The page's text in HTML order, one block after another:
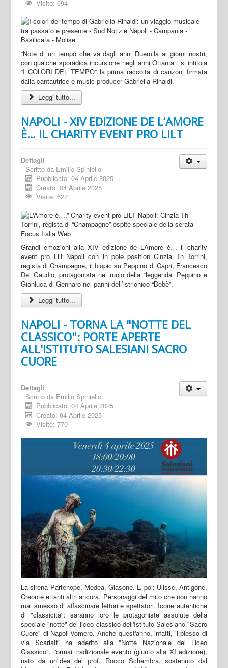
Visite: 694
“Note di un tempo che va dagli anni Duemila ai giorni nostri,
con qualche sporadica incursione negli anni Ottanta”: si intitola
“I COLORI DEL TEMPO” la prima raccolta di canzoni firmata
dalla cantautrice e music producer Gabriella Rinaldi.
Leggi tutto...
NAPOLI - XIV EDIZIONE DE L’AMORE
È… IL CHARITY EVENT PRO LILT
Dettagli
Scritto da Emilio Spiniello
Pubblicato: 04 Aprile 2025
Creato: 04 Aprile 2025
Visite: 627
Grandi emozioni alla XIV edizione de L’Amore è… il charity
event pro Lilt Napoli con in pole position Cinzia Th Torrini,
regista di Champagne, il biopic su Peppino di Capri, Francesco
Del Gaudio, protagonista nel ruolo della “leggenda” Peppino e
Gianluca di Gennaro nei panni dell’istrionico “Bebè”.
Leggi tutto...
NAPOLI - TORNA LA "NOTTE DEL
CLASSICO": PORTE APERTE
ALL'ISTITUTO SALESIANI SACRO
CUORE
Dettagli
Scritto da Emilio Spiniello
Pubblicato: 04 Aprile 2025
Creato: 04 Aprile 2025
Visite: 770
La sirena Partenope, Medea, Giasone. E poi: Ulisse, Antigone,
Creonte e tanti altri ancora. Personaggi del mito che non hanno
mai smesso di affascinare lettori e spettatori. Icone autentiche
di "classicità": saranno loro le protagoniste assolute della
speciale "notte" del liceo classico dell'Istituto Salesiano "Sacro
Cuore" di Napoli-Vomero. Anche quest'anno, infatti, il plesso di
via Scarlatti ha aderito alla "Notte Nazionale del Liceo
Classico", l'ormai tradizionale evento (giunto alla XI edizione),
nato da un'idea del prof. Rocco Schembra, sostenuto dal